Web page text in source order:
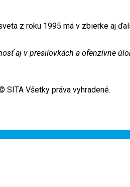
z roku 1995 má v zbierke aj
aj v presilovkách a ofenzívne
SITA Všetky práva vyhradené.